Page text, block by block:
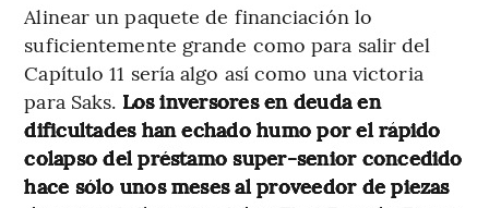
Alinear un paquete de financiación lo
suficientemente grande como para salir del
Capítulo 11 sería algo así como una victoria
para Saks. Los inversores en deuda en
dificultades han echado humo por el rápido
colapso del préstamo super-senior concedido
hace sólo unos meses al proveedor de piezas